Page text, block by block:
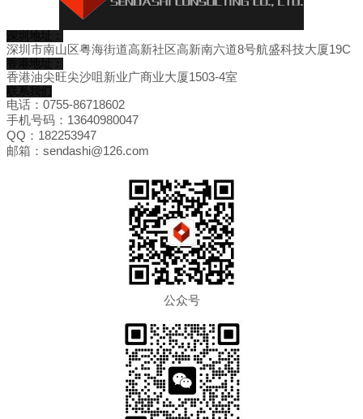
深圳市南山区粤海街道高新社区高新南六道8号航盛科技大厦19C
香港油尖旺尖沙咀新业广商业大厦1503-4室
电话：0755-86718602
手机号码：13640980047
QQ：182253947
邮箱：sendashi@126.com
公众号